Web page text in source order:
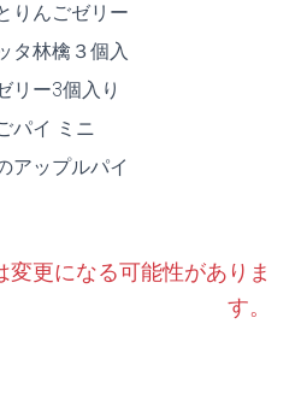
りんごゼリー
タ林檎３個入
リー3個入り
パイ ミニ
アップルパイ
更になる可能性がありま
す。